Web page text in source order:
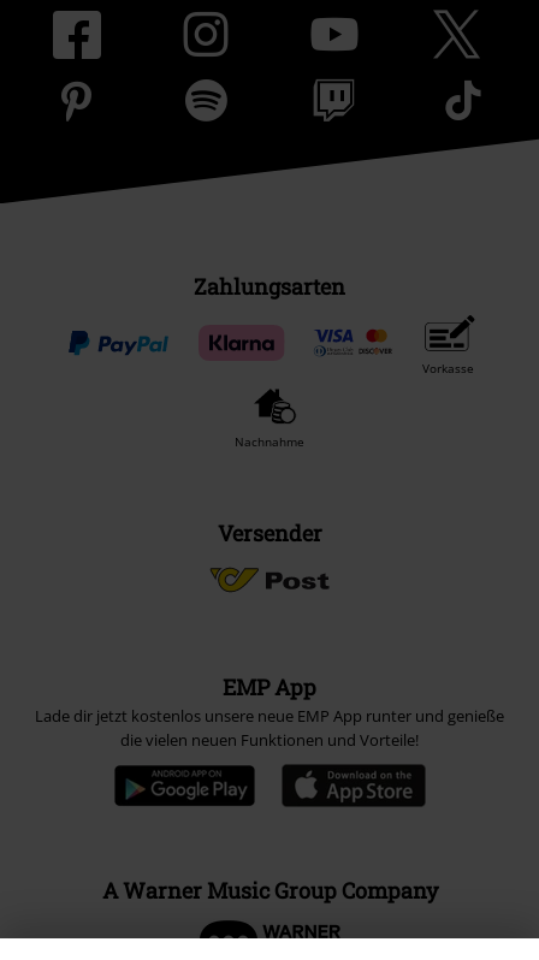
Zahlungsarten
Vorkasse
Nachnahme
Versender
EMP App
Lade dir jetzt kostenlos unsere neue EMP App runter und genieße
die vielen neuen Funktionen und Vorteile!
A Warner Music Group Company